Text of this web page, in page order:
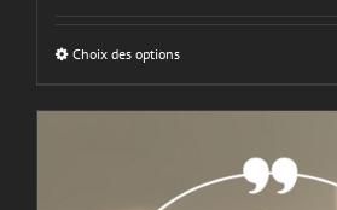
Choix des options